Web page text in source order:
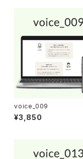
voice_009
¥3,850